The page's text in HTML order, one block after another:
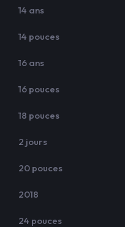
14 ans
14 pouces
16 ans
16 pouces
18 pouces
2 jours
20 pouces
2018
24 pouces